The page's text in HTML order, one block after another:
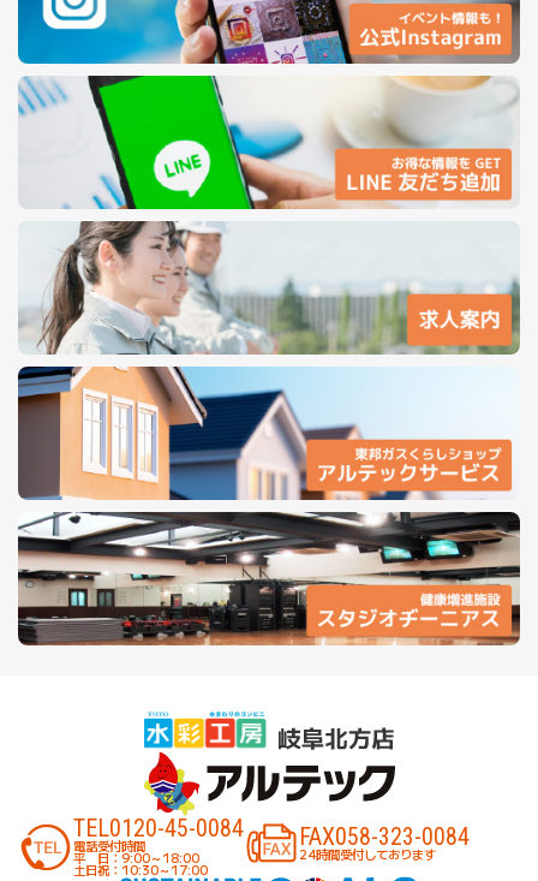
TEL0120-45-0084
電話受付時間
平 日：9:00～18:00
土日祝：10:30～17:00
FAX058-323-0084
24時間受付しております